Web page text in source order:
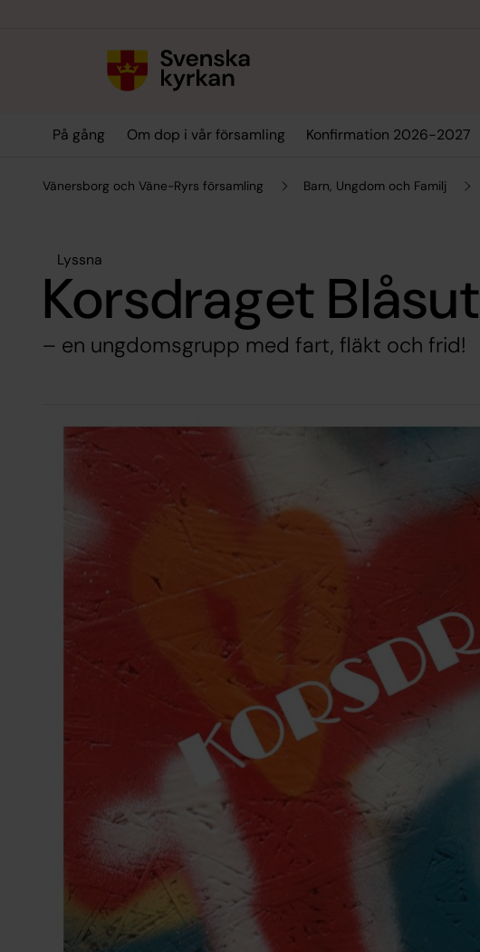
På gång Om dop i vår församling Konfirmation 2026-2027
Vänersborg och Väne-Ryrs församling Barn, Ungdom och Familj
Lyssna
Korsdraget Blåsut
– en ungdomsgrupp med fart, fläkt och frid!